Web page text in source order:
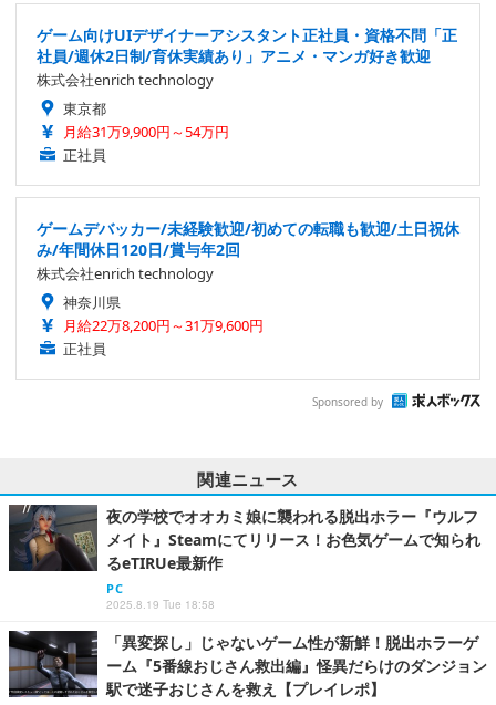
ゲーム向けUIデザイナーアシスタント正社員・資格不問「正
社員/週休2日制/育休実績あり」アニメ・マンガ好き歓迎
株式会社enrich technology
東京都
月給31万9,900円～54万円
正社員
ゲームデバッカー/未経験歓迎/初めての転職も歓迎/土日祝休
み/年間休日120日/賞与年2回
株式会社enrich technology
神奈川県
月給22万8,200円～31万9,600円
正社員
Sponsored by
関連ニュース
夜の学校でオオカミ娘に襲われる脱出ホラー『ウルフ
メイト』Steamにてリリース！お色気ゲームで知られ
るeTIRUe最新作
PC
2025.8.19 Tue 18:58
「異変探し」じゃないゲーム性が新鮮！脱出ホラーゲ
ーム『5番線おじさん救出編』怪異だらけのダンジョン
駅で迷子おじさんを救え【プレイレポ】